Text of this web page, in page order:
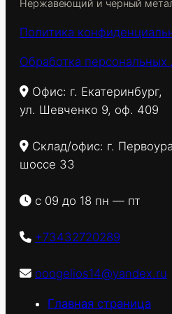
Нержавеющий и черный
Политика
Обработка персональных
Офис: г. Екатеринбург,
ул. Шевченко 9, оф. 409
Склад/офис: г.
шоссе 33
с 09 до 18 пн — пт
+73432720289
ooogelios14@yandex.ru
Главная страница